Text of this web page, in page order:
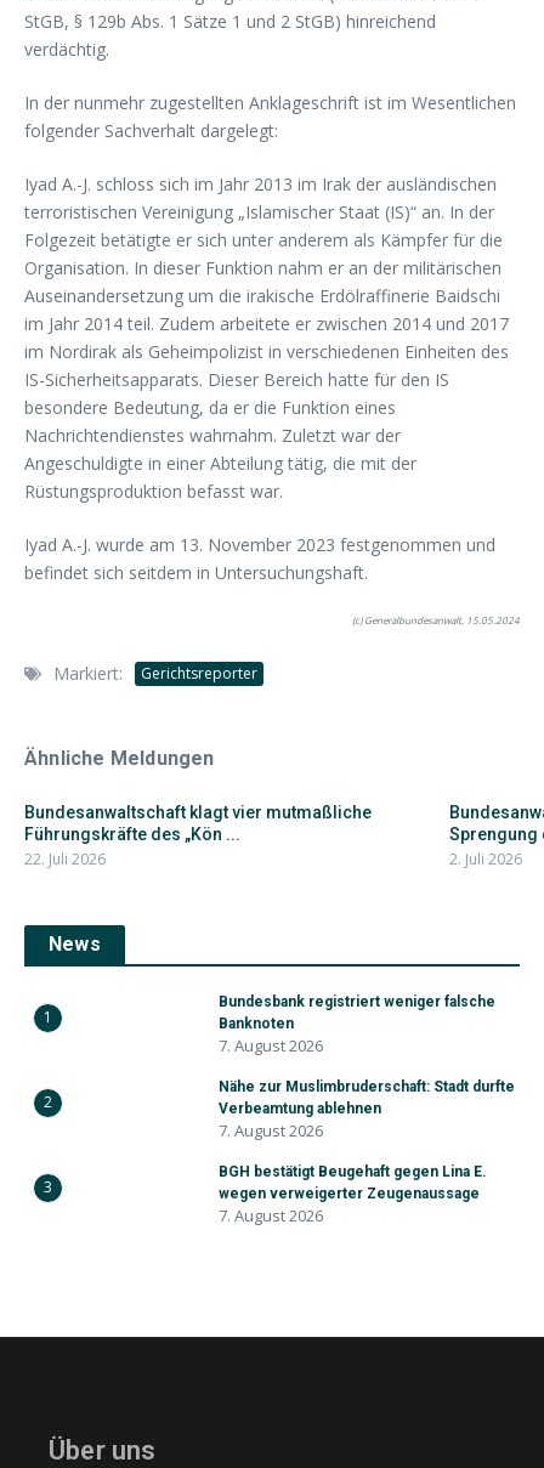
StGB, § 129b Abs. 1 Sätze 1 und 2 StGB) hinreichend
verdächtig.
In der nunmehr zugestellten Anklageschrift ist im Wesentlichen
folgender Sachverhalt dargelegt:
Iyad A.-J. schloss sich im Jahr 2013 im Irak der ausländischen
terroristischen Vereinigung „Islamischer Staat (IS)“ an. In der
Folgezeit betätigte er sich unter anderem als Kämpfer für die
Organisation. In dieser Funktion nahm er an der militärischen
Auseinandersetzung um die irakische Erdölraffinerie Baidschi
im Jahr 2014 teil. Zudem arbeitete er zwischen 2014 und 2017
im Nordirak als Geheimpolizist in verschiedenen Einheiten des
IS-Sicherheitsapparats. Dieser Bereich hatte für den IS
besondere Bedeutung, da er die Funktion eines
Nachrichtendienstes wahrnahm. Zuletzt war der
Angeschuldigte in einer Abteilung tätig, die mit der
Rüstungsproduktion befasst war.
Iyad A.-J. wurde am 13. November 2023 festgenommen und
befindet sich seitdem in Untersuchungshaft.
(c) Generalbundesanwalt, 15.05.2024
Markiert: Gerichtsreporter
Ähnliche Meldungen
Bundesanwaltschaft klagt vier mutmaßliche
Führungskräfte des „Kön ...
22. Juli 2026
Sprengung
2. Juli 2026
News
1
Bundesbank registriert weniger falsche
Banknoten
7. August 2026
2
Nähe zur Muslimbruderschaft: Stadt durfte
Verbeamtung ablehnen
7. August 2026
3
BGH bestätigt Beugehaft gegen Lina E.
wegen verweigerter Zeugenaussage
7. August 2026
Über uns